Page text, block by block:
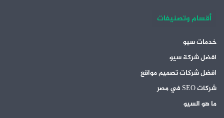
أقسام وتصنيفات
خدمات سيو
افضل شركة سيو
افضل شركات تصميم مواقع
شركات SEO في مصر
ما هو السيو